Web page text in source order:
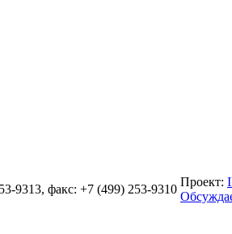
9313, факс: +7 (499) 253-9310
Проект: